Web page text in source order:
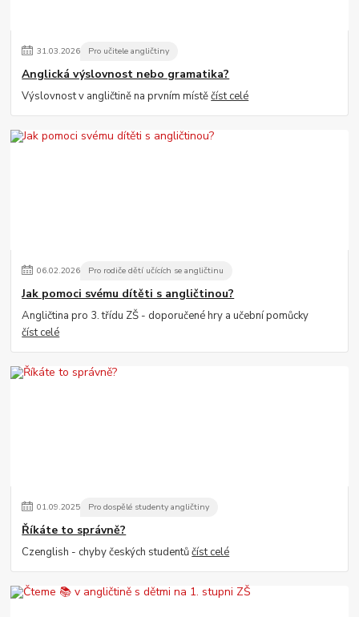
31.03.2026 Pro učitele angličtiny
Anglická výslovnost nebo gramatika?
Výslovnost v angličtině na prvním místěčíst celé
06.02.2026 Pro rodiče dětí učících se angličtinu
Jak pomoci svému dítěti s angličtinou?
Angličtina pro 3. třídu ZŠ - doporučené hry a učební pomůcky
číst celé
01.09.2025 Pro dospělé studenty angličtiny
Říkáte to správně?
Czenglish - chyby českých studentůčíst celé